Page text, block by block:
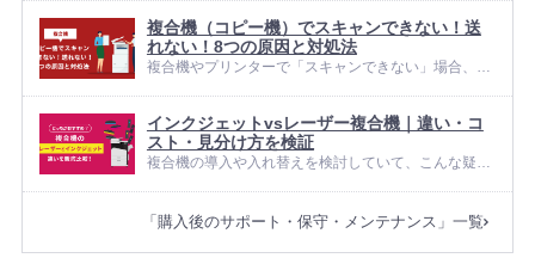
てしまった経験はありませんか？いざという場面でト
ラブルが起きると、原因の見当がつかず、どこから確
認すべきか迷ってしまい...
複合機（コピー機）でスキャンできない！送
れない！8つの原因と対処法
複合機やプリンターで「スキャンできない」場合、多
い手順で確認すれば解決できます。 スキャン機能は、
複合機とパソコンの通信に加え、共有フォルダーやユ
ーザー情報、セキュリティ設...
インクジェットvsレーザー複合機｜違い・コ
スト・見分け方を検証
複合機の導入や入れ替えを検討していて、こんな疑問
を選べば十分？ 月間印刷枚数やカラー比率でコストは
どのくらい変わる？ 複...
「購入後のサポート・保守・メンテナンス」一覧